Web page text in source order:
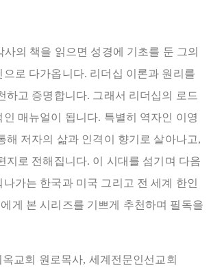
의 책을 읽으면 성경에 기초를 둔 그의
으로 다가옵니다. 리더십 이론과 원리를
하고 증명합니다. 그래서 리더십의 로드
매뉴얼이 됩니다. 특별히 역자인 이영
해 저자의 삶과 인격이 향기로 살아나고,
지로 전해집니다. 이 시대를 섬기며 다음
가는 한국과 미국 그리고 전 세계 한인
게 본 시리즈를 기쁘게 추천하며 필독을
교회 원로목사, 세계전문인선교회